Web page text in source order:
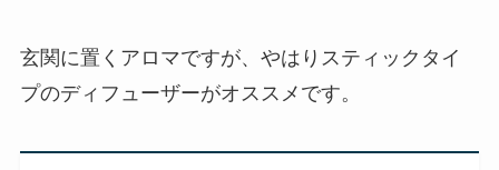
玄関に置くアロマですが、やはりスティックタイ
プのディフューザーがオススメです。